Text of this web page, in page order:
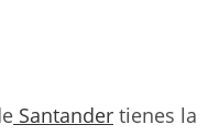
Santander tienes la